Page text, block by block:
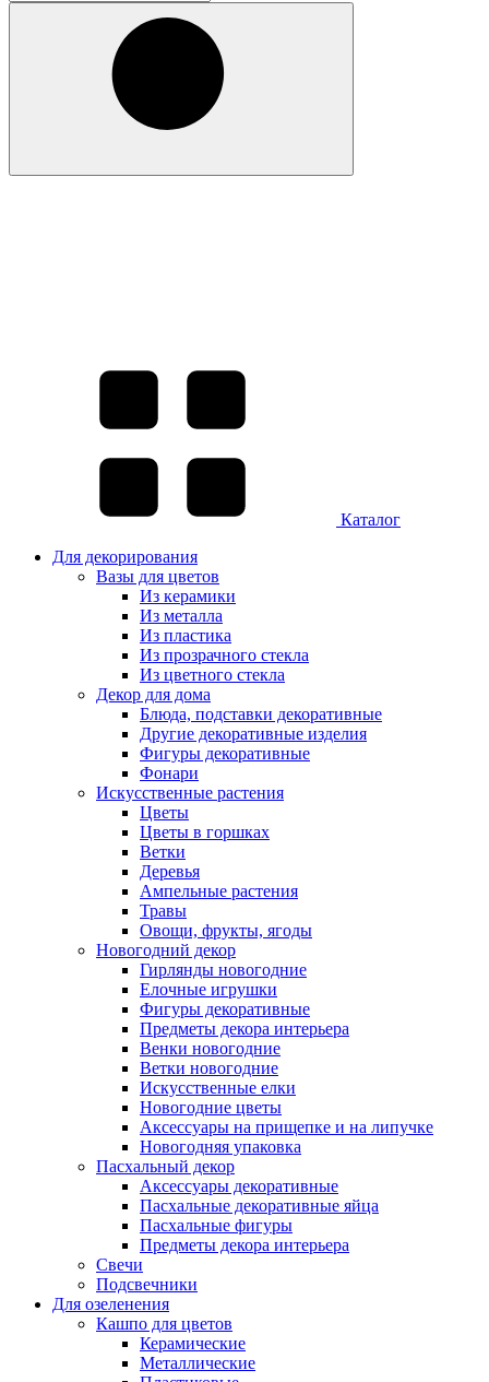
Каталог
Для декорирования
Вазы для цветов
Из керамики
Из металла
Из пластика
Из прозрачного стекла
Из цветного стекла
Декор для дома
Блюда, подставки декоративные
Другие декоративные изделия
Фигуры декоративные
Фонари
Искусственные растения
Цветы
Цветы в горшках
Ветки
Деревья
Ампельные растения
Травы
Овощи, фрукты, ягоды
Новогодний декор
Гирлянды новогодние
Елочные игрушки
Фигуры декоративные
Предметы декора интерьера
Венки новогодние
Ветки новогодние
Искусственные елки
Новогодние цветы
Аксессуары на прищепке и на липучке
Новогодняя упаковка
Пасхальный декор
Аксессуары декоративные
Пасхальные декоративные яйца
Пасхальные фигуры
Предметы декора интерьера
Свечи
Подсвечники
Для озеленения
Кашпо для цветов
Керамические
Металлические